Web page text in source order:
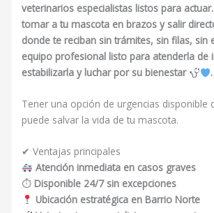
veterinarios especialistas listos para
tomar a tu mascota en brazos y salir
donde te reciban sin trámites, sin filas, sin
equipo profesional listo para atenderla de
estabilizarla y luchar por su bienestar
.
Tener una opción de urgencias disponible
puede salvar la vida de tu mascota.
✔ Ventajas principales
Atención inmediata en casos graves
⏱ Disponible 24/7 sin excepciones
Ubicación estratégica en Barrio Norte